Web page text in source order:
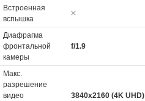
Встроенная
вспышка
Диафрагма
фронтальной
камеры
f/1.9
Макс.
разрешение
видео
3840x2160 (4K UHD)